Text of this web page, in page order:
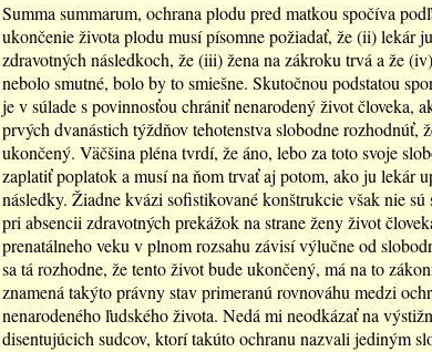
Summa summarum, ochrana plodu pred matkou spočíva
ukončenie života plodu musí písomne požiadať, že (ii) lekár
zdravotných následkoch, že (iii) žena na zákroku trvá a že
nebolo smutné, bolo by to smiešne. Skutočnou podstatou
je v súlade s povinnosťou chrániť nenarodený život človeka,
prvých dvanástich týždňov tehotenstva slobodne rozhodnúť,
ukončený. Väčšina pléna tvrdí, že áno, lebo za toto svoje
zaplatiť poplatok a musí na ňom trvať aj potom, ako ju lekár
následky. Žiadne kvázi sofistikované konštrukcie však nie
pri absencii zdravotných prekážok na strane ženy život
prenatálneho veku v plnom rozsahu závisí výlučne od
sa tá rozhodne, že tento život bude ukončený, má na to
znamená takýto právny stav primeranú rovnováhu medzi
nenarodeného ľudského života. Nedá mi neodkázať na
disentujúcich sudcov, ktorí takúto ochranu nazvali jediným